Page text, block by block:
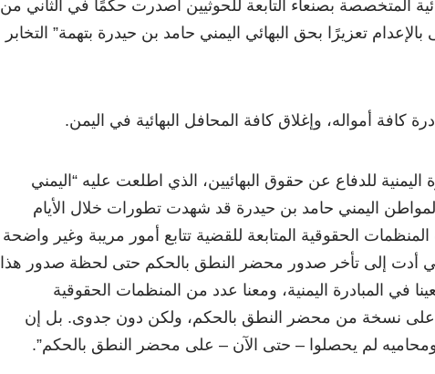
المتخصصة بصنعاء التابعة للحوثيين أصدرت حكمًا في الثاني من
بالإعدام تعزيرًا بحق البهائي اليمني حامد بن حيدرة بتهمة” التخابر
أمواله، وإغلاق كافة المحافل البهائية في اليمن.
للدفاع عن حقوق البهائيين، الذي اطلعت عليه “اليمني
اليمني حامد بن حيدرة قد شهدت تطورات خلال الأيام
الحقوقية المتابعة للقضية تتابع أمور مريبة وغير واضحة
أدت إلى تأخر صدور محضر النطق بالحكم حتى لحظة صدور هذا
وقد سعينا في المبادرة اليمنية، ومعنا عدد من المنظمات الحقوقية
نسخة من محضر النطق بالحكم، ولكن دون جدوى. بل إن
لم يحصلوا – حتى الآن – على محضر النطق بالحكم”.